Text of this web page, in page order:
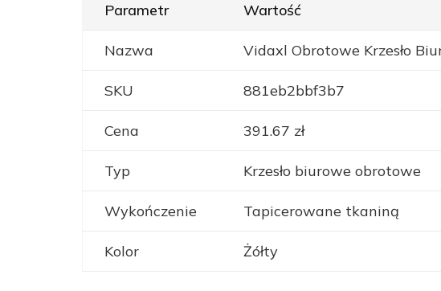
Parametr Wartość
Nazwa Vidaxl Obrotowe Krzesło
SKU 881eb2bbf3b7
Cena 391.67 zł
Typ Krzesło biurowe obrotowe
Wykończenie Tapicerowane tkaniną
Kolor Żółty